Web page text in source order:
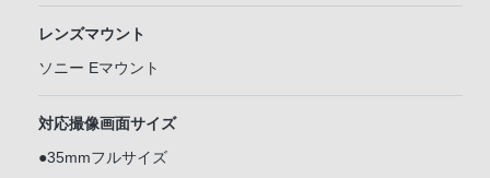
レンズマウント
ソニー Eマウント
対応撮像画面サイズ
●35mmフルサイズ